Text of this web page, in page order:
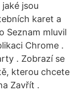
jsou
karet a
Seznam mluvil
Chrome .
. Zobrazí se
kterou chcete
Zavřít .